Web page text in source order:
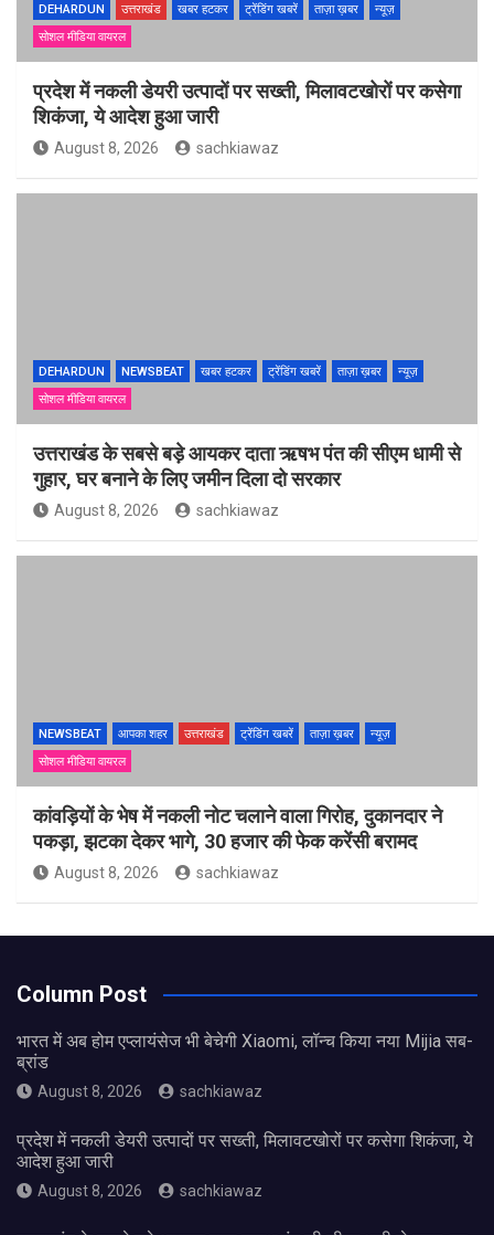
DEHARDUN उत्तराखंड खबर हटकर ट्रेंडिंग खबरें ताज़ा ख़बर
न्यूज़
सोशल मीडिया वायरल
प्रदेश में नकली डेयरी उत्पादों पर सख्ती, मिलावटखोरों पर कसेगा
शिकंजा, ये आदेश हुआ जारी
August 8, 2026 sachkiawaz
DEHARDUN NEWSBEAT खबर हटकर ट्रेंडिंग खबरें ताज़ा ख़बर
न्यूज़
सोशल मीडिया वायरल
उत्तराखंड के सबसे बड़े आयकर दाता ऋषभ पंत की सीएम धामी से
गुहार, घर बनाने के लिए जमीन दिला दो सरकार
August 8, 2026 sachkiawaz
NEWSBEAT आपका शहर उत्तराखंड ट्रेंडिंग खबरें ताज़ा ख़बर
न्यूज़
सोशल मीडिया वायरल
कांवड़ियों के भेष में नकली नोट चलाने वाला गिरोह, दुकानदार ने
पकड़ा, झटका देकर भागे, 30 हजार की फेक करेंसी बरामद
August 8, 2026 sachkiawaz
Column Post
भारत में अब होम एप्लायंसेज भी बेचेगी Xiaomi, लॉन्च किया नया Mijia सब-
ब्रांड
August 8, 2026 sachkiawaz
प्रदेश में नकली डेयरी उत्पादों पर सख्ती, मिलावटखोरों पर कसेगा शिकंजा, ये
आदेश हुआ जारी
August 8, 2026 sachkiawaz